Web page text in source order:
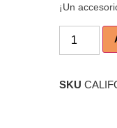
¡Un
SKU